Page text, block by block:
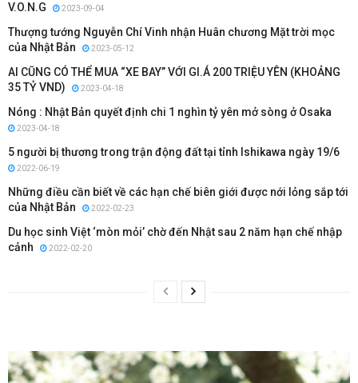
V.O.N.G
2023-09-04
Thượng tướng Nguyễn Chí Vinh nhận Huân chương Mặt trời mọc
của Nhật Bản
2023-05-12
AI CŨNG CÓ THỂ MUA “XE BAY” VỚI GI.Á 200 TRIỆU YÊN (KHOẢNG
35 TỶ VND)
2023-04-18
Nóng : Nhật Bản quyết định chi 1 nghìn tỷ yên mở sòng ở Osaka
2023-04-18
5 người bị thương trong trận động đất tại tỉnh Ishikawa ngày 19/6
2022-06-19
Những điều cần biết về các hạn chế biên giới được nới lỏng sắp tới
của Nhật Bản
2022-02-23
Du học sinh Việt ‘mòn mỏi’ chờ đến Nhật sau 2 năm hạn chế nhập
cảnh
2022-02-20